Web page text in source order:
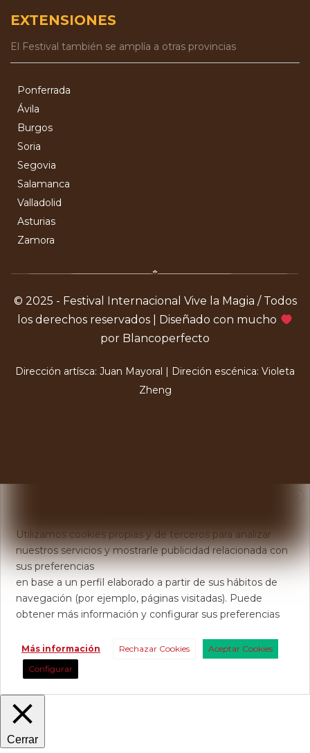
EXTENSIONES
El Festival también se amplía a otras provincias
Ponferrada
Ávila
Burgos
Soria
Segovia
Salamanca
Valladolid
Asturias
Zamora
© 2025 - Festival Internacional Vive la Magia / Todos
los derechos reservados | Diseñado con mucho
por Blancoperfecto
Dirección artísca: Juan Mayoral | Direción escénica: Violeta
Zheng
Utilizamos cookies propias y de terceros para analizar
nuestros servicios y mostrarle publicidad relacionada con
sus preferencias
en base a un perfil elaborado a partir de sus hábitos de
navegación (por ejemplo, páginas visitadas). Puede
obtener más información y configurar sus preferencias
Más información Rechazar Cookies
Aceptar Cookies
Configurar
Cerrar